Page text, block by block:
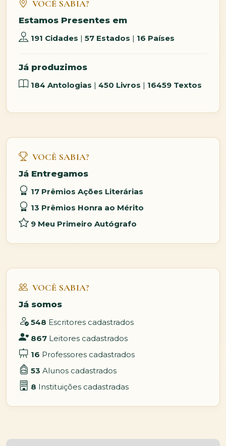
VOCÊ SABIA?
Estamos Presentes em
191 Cidades | 57 Estados | 16 Países
Já produzimos
184 Antologias | 450 Livros | 16459 Textos
VOCÊ SABIA?
Já Entregamos
17 Prêmios Ações Literárias
13 Prêmios Honra ao Mérito
9 Meu Primeiro Autógrafo
VOCÊ SABIA?
Já somos
548 Escritores cadastrados
867 Leitores cadastrados
16 Professores cadastrados
53 Alunos cadastrados
8 Instituições cadastradas